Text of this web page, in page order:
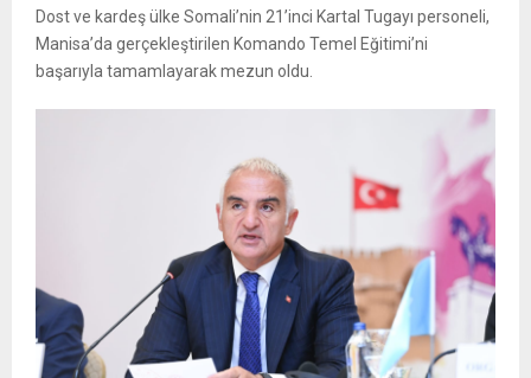
Dost ve kardeş ülke Somali’nin 21’inci Kartal Tugayı personeli,
Manisa’da gerçekleştirilen Komando Temel Eğitimi’ni
başarıyla tamamlayarak mezun oldu.